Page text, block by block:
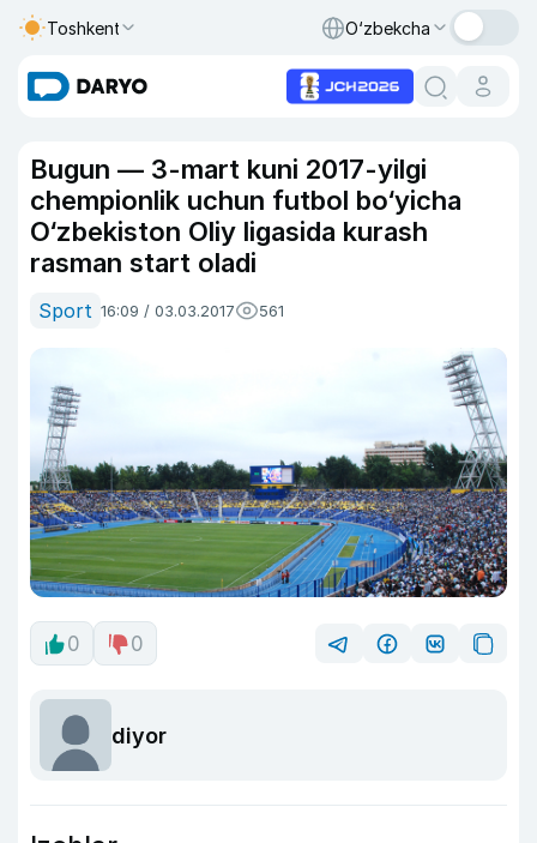
Toshkent O‘zbekcha
Bugun — 3-mart kuni 2017-yilgi
chempionlik uchun futbol bo‘yicha
O‘zbekiston Oliy ligasida kurash
rasman start oladi
Sport 16:09 / 03.03.2017 561
0 0
diyor